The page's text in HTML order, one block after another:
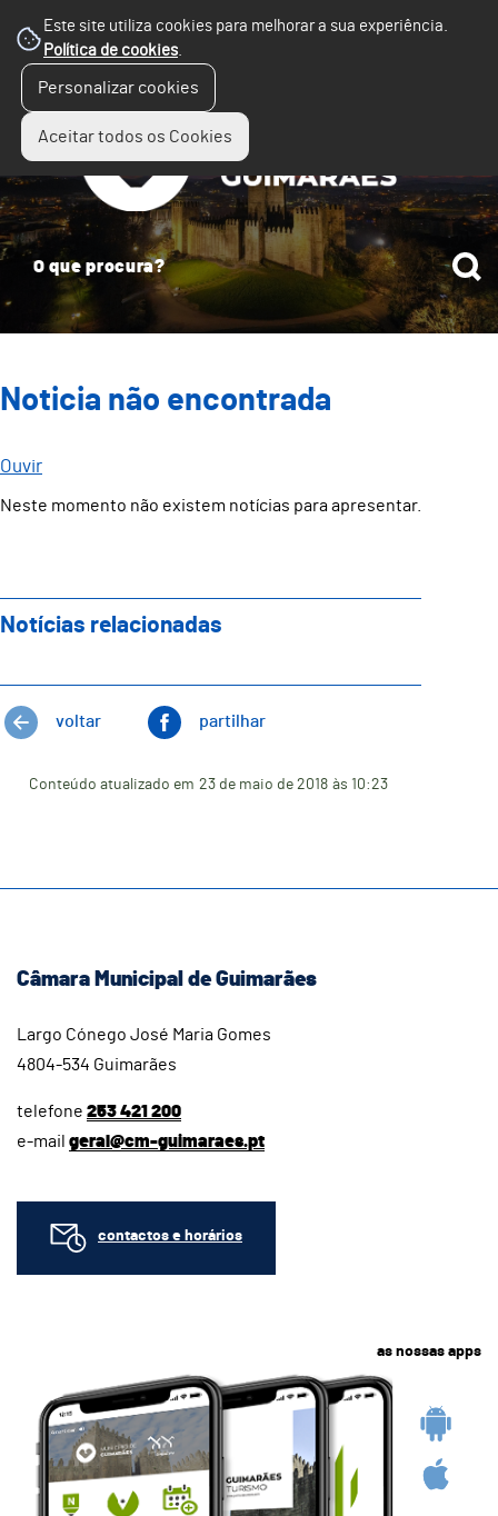
Este site utiliza cookies para melhorar a sua experiência.
Política de cookies.
Personalizar cookies
Aceitar todos os Cookies
Noticia não encontrada
Ouvir
Neste momento não existem notícias para apresentar.
Notícias relacionadas
voltar partilhar
Conteúdo atualizado em 23 de maio de 2018 às 10:23
Câmara Municipal de Guimarães
Largo Cónego José Maria Gomes
4804-534 Guimarães
telefone 253 421 200
e-mail geral@cm-guimaraes.pt
contactos e horários
as nossas apps